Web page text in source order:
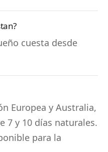
cuesta desde
Europea y Australia,
7 y 10 días naturales.
para la